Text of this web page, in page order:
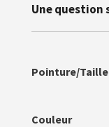
Une question
Pointure/Taille
Couleur